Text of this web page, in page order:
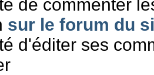
de commenter
sur le forum du
d'éditer ses